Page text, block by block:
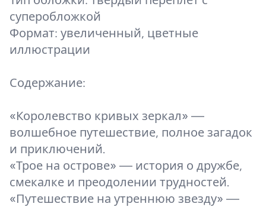
суперобложкой
Формат: увеличенный, цветные
иллюстрации
Содержание:
«Королевство кривых зеркал» —
волшебное путешествие, полное загадок
и приключений.
«Трое на острове» — история о дружбе,
смекалке и преодолении трудностей.
«Путешествие на утреннюю звезду» —